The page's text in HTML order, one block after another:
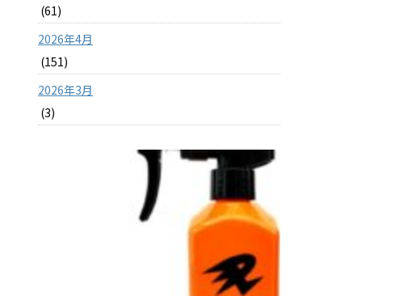
(61)
2026年4月
(151)
2026年3月
(3)